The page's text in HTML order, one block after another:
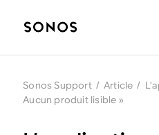
Sonos Support / Article /
Aucun produit lisible »